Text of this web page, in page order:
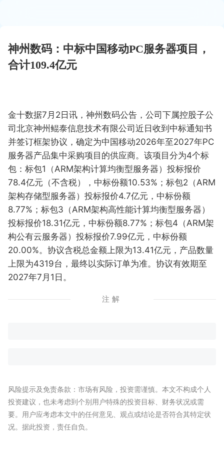
神州数码：中标中国移动PC服务器项目，
合计109.4亿元
金十数据7月2日讯，神州数码公告，公司下属控股子公
司北京神州鲲泰信息技术有限公司近日收到中标通知书
并签订框架协议，确定为中国移动2026年至2027年PC
服务器产品集中采购项目的供应商。该项目分为4个标
包：标包1（ARM架构计算均衡型服务器）投标报价
78.4亿元（不含税），中标份额10.53%；标包2（ARM
架构存储型服务器）投标报价4.7亿元，中标份额
8.77%；标包3（ARM架构高性能计算均衡型服务器）
投标报价18.31亿元，中标份额8.77%；标包4（ARM架
构公有云服务器）投标报价7.99亿元，中标份额
20.00%。协议含税总金额上限为13.41亿元，产品数量
上限为4319台，最终以实际订单为准。协议有效期至
2027年7月1日。
注解
风险提示及免责条款：市场有风险，投资需谨慎。本文不构成个人
投资建议，也未考虑到个别用户特殊的投资目标、财务状况或需
要。用户应考虑本文中的任何意见、观点或结论是否符合其特定状
况。据此投资，责任自负。